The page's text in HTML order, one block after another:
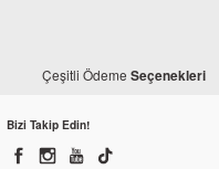
Yamaha YZF R25 Orjinal Radyatör
6.146,70 TL
Çeşitli Ödeme Seçenekleri
Bizi Takip Edin!